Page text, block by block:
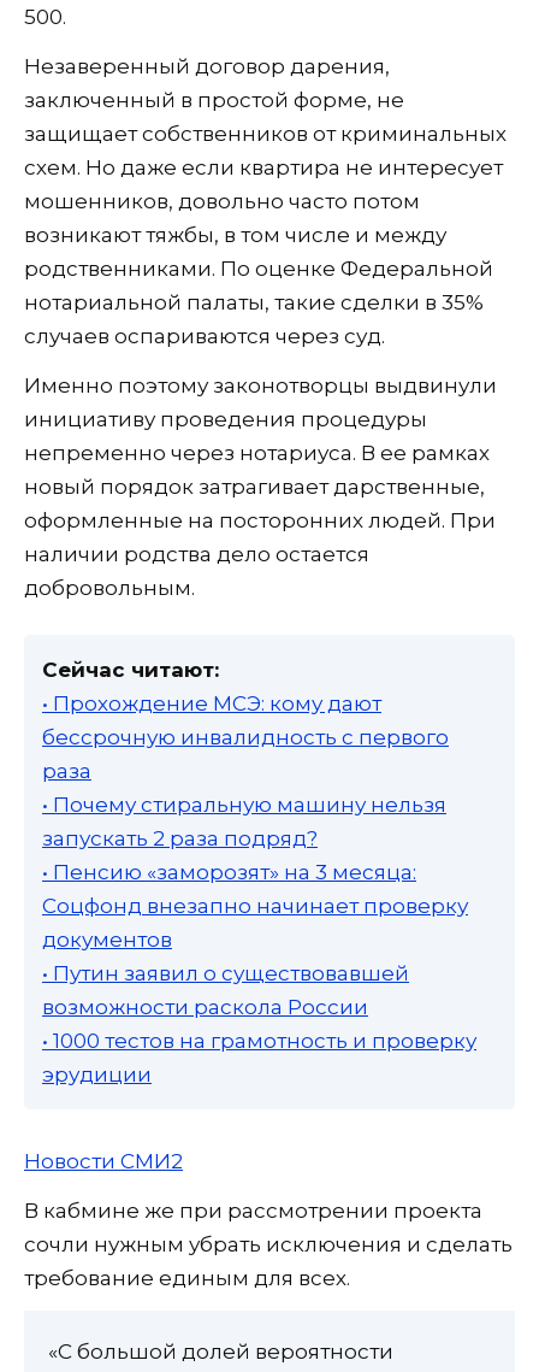
500.
Незаверенный договор дарения,
заключенный в простой форме, не
защищает собственников от криминальных
схем. Но даже если квартира не интересует
мошенников, довольно часто потом
возникают тяжбы, в том числе и между
родственниками. По оценке Федеральной
нотариальной палаты, такие сделки в 35%
случаев оспариваются через суд.
Именно поэтому законотворцы выдвинули
инициативу проведения процедуры
непременно через нотариуса. В ее рамках
новый порядок затрагивает дарственные,
оформленные на посторонних людей. При
наличии родства дело остается
добровольным.
Сейчас читают:
• Прохождение МСЭ: кому дают
бессрочную инвалидность с первого
раза
• Почему стиральную машину нельзя
запускать 2 раза подряд?
• Пенсию «заморозят» на 3 месяца:
Соцфонд внезапно начинает проверку
документов
• Путин заявил о существовавшей
возможности раскола России
• 1000 тестов на грамотность и проверку
эрудиции
Новости СМИ2
В кабмине же при рассмотрении проекта
сочли нужным убрать исключения и сделать
требование единым для всех.
«С большой долей вероятности